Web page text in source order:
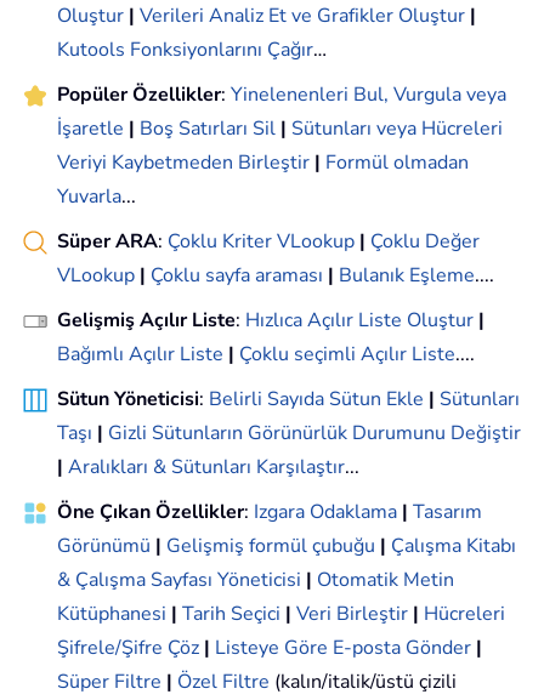
Oluştur | Verileri Analiz Et ve Grafikler Oluştur |
Kutools Fonksiyonlarını Çağır…
Popüler Özellikler: Yinelenenleri Bul, Vurgula veya
İşaretle | Boş Satırları Sil | Sütunları veya Hücreleri
Veriyi Kaybetmeden Birleştir | Formül olmadan
Yuvarla...
Süper ARA: Çoklu Kriter VLookup | Çoklu Değer
VLookup | Çoklu sayfa araması | Bulanık Eşleme....
Gelişmiş Açılır Liste: Hızlıca Açılır Liste Oluştur |
Bağımlı Açılır Liste | Çoklu seçimli Açılır Liste....
Sütun Yöneticisi: Belirli Sayıda Sütun Ekle | Sütunları
Taşı | Gizli Sütunların Görünürlük Durumunu Değiştir
| Aralıkları & Sütunları Karşılaştır...
Öne Çıkan Özellikler: Izgara Odaklama | Tasarım
Görünümü | Gelişmiş formül çubuğu | Çalışma Kitabı
& Çalışma Sayfası Yöneticisi | Otomatik Metin
Kütüphanesi | Tarih Seçici | Veri Birleştir | Hücreleri
Şifrele/Şifre Çöz | Listeye Göre E-posta Gönder |
Süper Filtre | Özel Filtre (kalın/italik/üstü çizili